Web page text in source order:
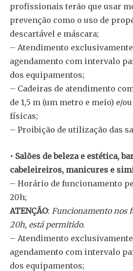
profissionais terão que usar
prevenção como o uso de
descartável e máscara;
– Atendimento
agendamento com intervalo
dos equipamentos;
– Cadeiras de atendimento
de 1,5 m (um metro e meio) e/
físicas;
– Proibição de utilização das
• Salões de beleza e estética,
cabeleireiros, manicures e
– Horário de funcionamento
20h;
ATENÇÃO: Funcionamento nos
20h, está permitido.
– Atendimento
agendamento com intervalo
dos equipamentos;